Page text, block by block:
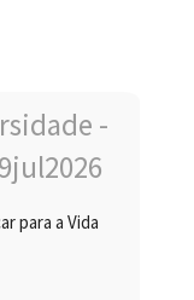
para a Vida